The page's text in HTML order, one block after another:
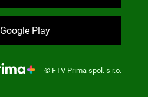
Google Play
© FTV Prima spol. s r.o.